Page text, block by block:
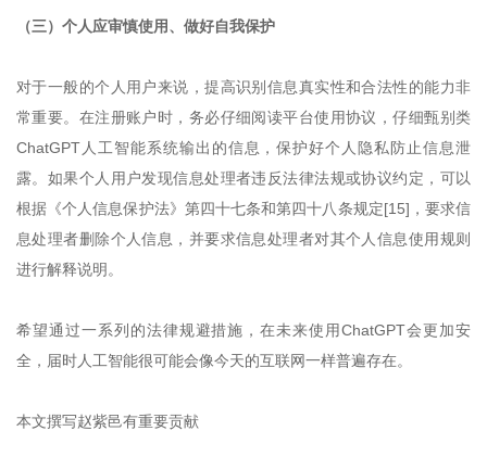
（三）个人应审慎使用、做好自我保护
对于一般的个人用户来说，提高识别信息真实性和合法性的能力非
常重要。在注册账户时，务必仔细阅读平台使用协议，仔细甄别类
ChatGPT人工智能系统输出的信息，保护好个人隐私防止信息泄
露。如果个人用户发现信息处理者违反法律法规或协议约定，可以
根据《个人信息保护法》第四十七条和第四十八条规定[15]，要求信
息处理者删除个人信息，并要求信息处理者对其个人信息使用规则
进行解释说明。
希望通过一系列的法律规避措施，在未来使用ChatGPT会更加安
全，届时人工智能很可能会像今天的互联网一样普遍存在。
本文撰写赵紫邑有重要贡献